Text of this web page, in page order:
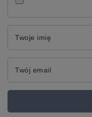
Twoje imię
Twój email